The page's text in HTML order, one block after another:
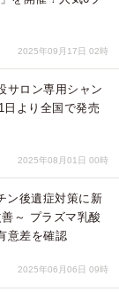
2025年09月17日 02時
サロン専用シャン
より全国で発売
2025年08月01日 00時
ン後遺症対策に新
～ プラズマ乳酸
意差を確認
2025年06月06日 09時